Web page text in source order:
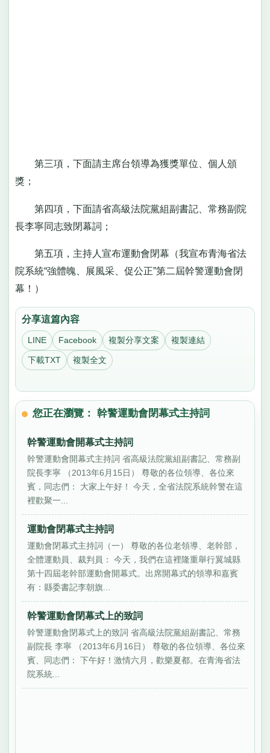
第三項，下面請主席台領導為獲獎單位、個人頒
獎；
第四項，下面請省高級法院黨組副書記、常務副院
長李寧同志致閉幕詞；
第五項，主持人宣布運動會閉幕（我宣布青海省法
院系統“強體魄、展風采、促公正”第二屆幹警運動會閉
幕！）
分享這篇內容
LINE Facebook 複製分享文案 複製連結
下載TXT 複製全文
您正在瀏覽： 幹警運動會閉幕式主持詞
幹警運動會開幕式主持詞
幹警運動會開幕式主持詞 省高級法院黨組副書記、常務副
院長李寧 （2013年6月15日） 尊敬的各位領導、各位來
賓，同志們： 大家上午好！ 今天，全省法院系統幹警在這
裡歡聚一...
運動會閉幕式主持詞
運動會閉幕式主持詞（一） 尊敬的各位老領導、老幹部，
全體運動員、裁判員： 今天，我們在這裡隆重舉行翼城縣
第十四屆老幹部運動會開幕式。出席開幕式的領導和嘉賓
有：縣委書記李朝旗...
幹警運動會閉幕式上的致詞
幹警運動會閉幕式上的致詞 省高級法院黨組副書記、常務
副院長 李寧 （2013年6月16日） 尊敬的各位領導、各位來
賓、同志們： 下午好！激情六月，歡樂夏都。在青海省法
院系統...